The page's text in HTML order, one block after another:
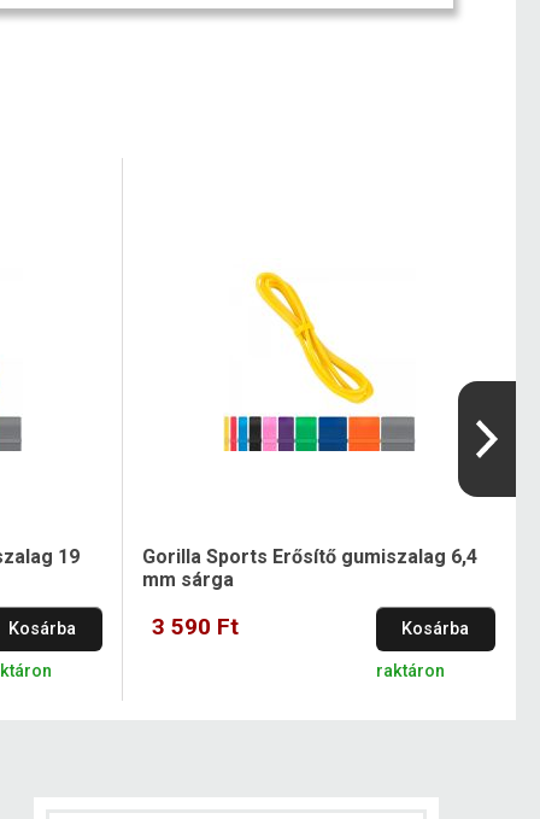
19
Kosárba
Gorilla Sports Erősítő gumiszalag 6,4
mm sárga
3 590 Ft Kosárba
raktáron